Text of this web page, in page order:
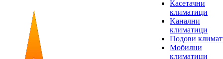
Касетачни
климатици
Kанални
климатици
Подови
Мобилни
климатици